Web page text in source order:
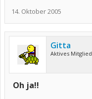
14. Oktober 2005
Gitta
Aktives Mitglied
Oh ja!!